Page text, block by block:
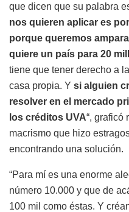
que dicen que su palabra
nos quieren aplicar es
porque queremos
quiere un país para 20
tiene que tener derecho a
casa propia. Y si alguien
resolver en el mercado
los créditos UVA“, graficó
macrismo que hizo
encontrando una solución.
“Para mí es una enorme
número 10.000 y que de
100 mil como éstas. Y